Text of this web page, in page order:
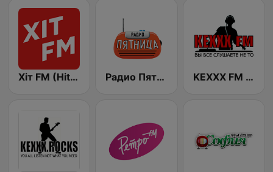
Хіт FM (Hit FM) Радио Пятница (Pyatnica) KEXXX FM Kiev